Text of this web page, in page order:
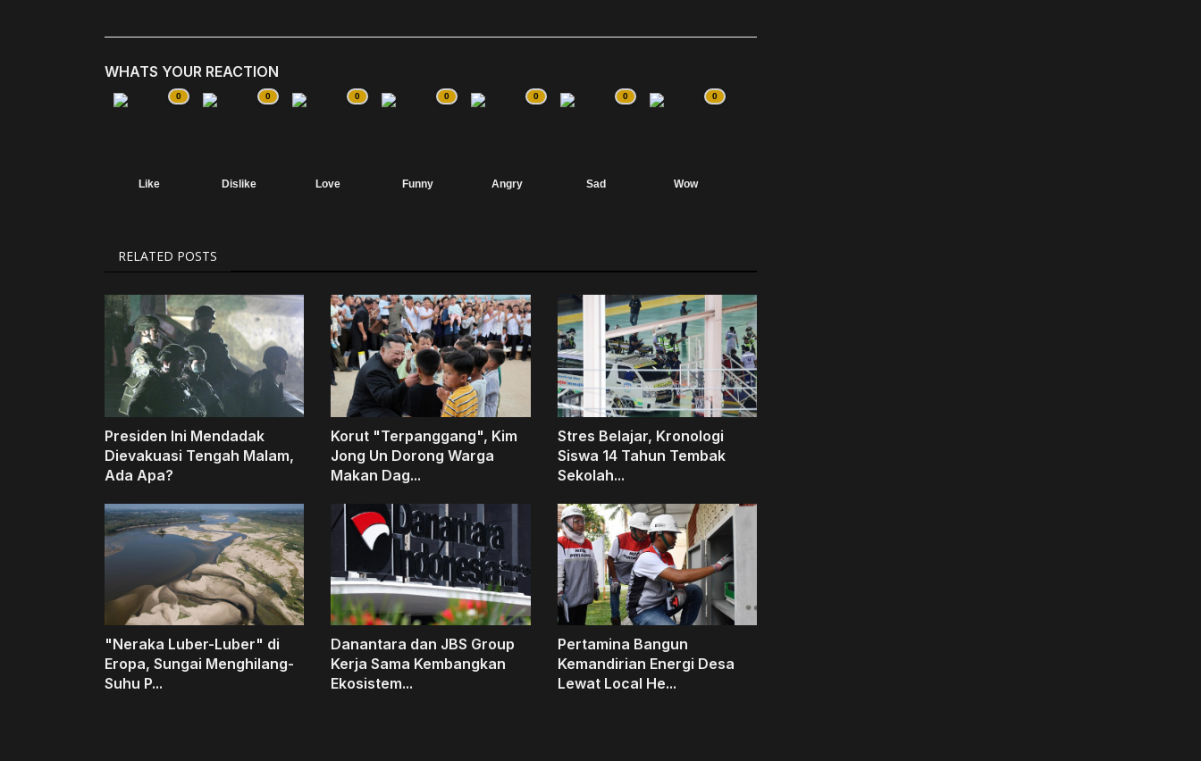
WHATS YOUR REACTION
0
Like
0
Dislike
0
Love
0
Funny
0
Angry
0
Sad
0
Wow
RELATED POSTS
Presiden Ini Mendadak
Dievakuasi Tengah Malam,
Ada Apa?
Korut "Terpanggang", Kim
Jong Un Dorong Warga
Makan Dag...
Stres Belajar, Kronologi
Siswa 14 Tahun Tembak
Sekolah...
"Neraka Luber-Luber" di
Eropa, Sungai Menghilang-
Suhu P...
Danantara dan JBS Group
Kerja Sama Kembangkan
Ekosistem...
Pertamina Bangun
Kemandirian Energi Desa
Lewat Local He...